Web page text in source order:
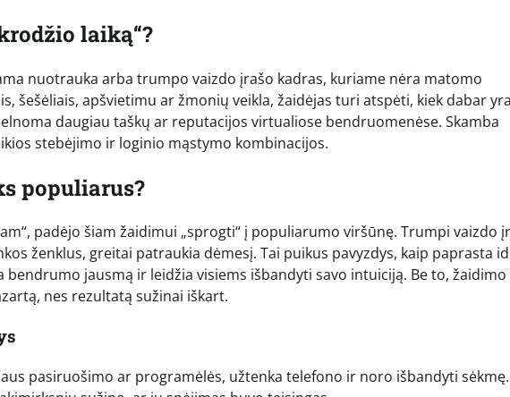
laiką“?
nuotrauka arba trumpo vaizdo įrašo kadras, kuriame nėra matomo
šešėliais, apšvietimu ar žmonių veikla, žaidėjas turi atspėti, kiek dabar yra
daugiau taškų ar reputacijos virtualiose bendruomenėse. Skamba
stebėjimo ir loginio mąstymo kombinacijos.
populiarus?
padėjo šiam žaidimui „sprogti“ į populiarumo viršūnę. Trumpi vaizdo
ženklus, greitai patraukia dėmesį. Tai puikus pavyzdys, kaip paprasta
jausmą ir leidžia visiems išbandyti savo intuiciją. Be to, žaidimo
nes rezultatą sužinai iškart.
pasiruošimo ar programėlės, užtenka telefono ir noro išbandyti sėkmę.